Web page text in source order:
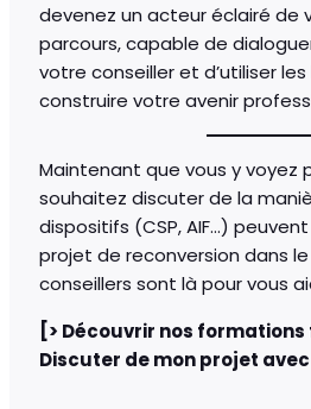
devenez un acteur éclairé de
parcours, capable de
votre conseiller et d’utiliser
construire votre avenir
Maintenant que vous y voyez
souhaitez discuter de la
dispositifs (CSP, AIF…)
projet de reconversion dans
conseillers sont là pour vous
[> Découvrir nos
Discuter de mon projet